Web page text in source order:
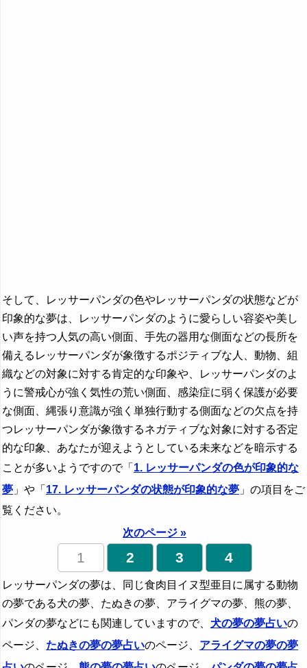
そして、レッサーパンダの色やレッサーパンダの状態などが
印象的な夢は、レッサーパンダのように愛らしい容姿や美し
い声を持つ人気の高い側面、手先の器用な側面などの長所を
備えるレッサーパンダが象徴するポジティブな人、動物、組
織などの対象に対する肯定的な印象や、レッサーパンダのよ
うに警戒心が強く気性の荒い側面、感染症に弱く保護が必要
な側面、縄張り意識が強く単独行動する側面などの欠点を持
つレッサーパンダが象徴するネガティブな対象に対する否定
的な印象、あなたが迎えようとしている未来などを暗示する
ことが多いようですので「 1. レッサーパンダの色が印象的な
夢 」や「 17. レッサーパンダの状態が印象的な夢 」の項目をご
覧ください。
次のページ »
1 2 3 4
レッサーパンダの夢は、同じ食肉目イヌ型亜目に属する動物
の夢である犬の夢、たぬきの夢、アライグマの夢、熊の夢、
パンダの夢などにも関連していますので、 犬の夢の夢占いの
ページ、 たぬきの夢の夢占いのページ、 アライグマの夢の夢